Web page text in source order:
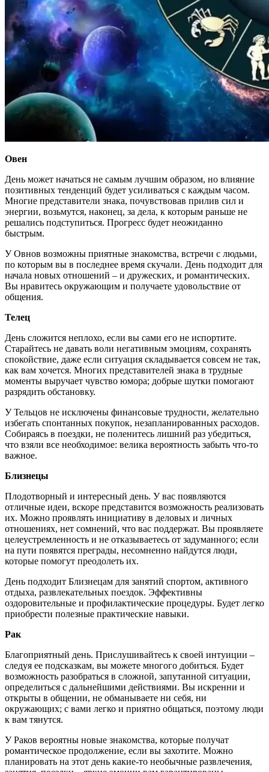
Овен
День может начаться не самым лучшим образом, но влияние
позитивных тенденций будет усиливаться с каждым часом.
Многие представители знака, почувствовав прилив сил и
энергии, возьмутся, наконец, за дела, к которым раньше не
решались подступиться. Прогресс будет неожиданно
быстрым.
У Овнов возможны приятные знакомства, встречи с людьми,
по которым вы в последнее время скучали. День подходит для
начала новых отношений – и дружеских, и романтических.
Вы нравитесь окружающим и получаете удовольствие от
общения.
Телец
День сложится неплохо, если вы сами его не испортите.
Старайтесь не давать воли негативным эмоциям, сохранять
спокойствие, даже если ситуация складывается совсем не так,
как вам хочется. Многих представителей знака в трудные
моменты выручает чувство юмора; добрые шутки помогают
разрядить обстановку.
У Тельцов не исключены финансовые трудности, желательно
избегать спонтанных покупок, незапланированных расходов.
Собираясь в поездки, не поленитесь лишний раз убедиться,
что взяли все необходимое: велика вероятность забыть что-то
важное.
Близнецы
Плодотворный и интересный день. У вас появляются
отличные идеи, вскоре представится возможность реализовать
их. Можно проявлять инициативу в деловых и личных
отношениях, нет сомнений, что вас поддержат. Вы проявляете
целеустремленность и не отказываетесь от задуманного; если
на пути появятся преграды, несомненно найдутся люди,
которые помогут преодолеть их.
День подходит Близнецам для занятий спортом, активного
отдыха, развлекательных поездок. Эффективны
оздоровительные и профилактические процедуры. Будет легко
приобрести полезные практические навыки.
Рак
Благоприятный день. Прислушивайтесь к своей интуиции –
следуя ее подсказкам, вы можете многого добиться. Будет
возможность разобраться в сложной, запутанной ситуации,
определиться с дальнейшими действиями. Вы искренни и
открыты в общении, не обманываете ни себя, ни
окружающих; с вами легко и приятно общаться, поэтому люди
к вам тянутся.
У Раков вероятны новые знакомства, которые получат
романтическое продолжение, если вы захотите. Можно
планировать на этот день какие-то необычные развлечения,